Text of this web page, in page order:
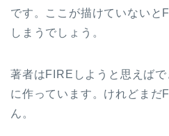
です。ここが描けていないと
しまうでしょう。
著者はFIREしようと思えば
に作っています。けれどまだ
ん。